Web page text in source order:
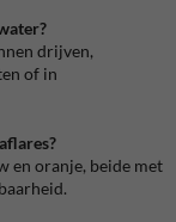
drijven,
of in
en oranje, beide met